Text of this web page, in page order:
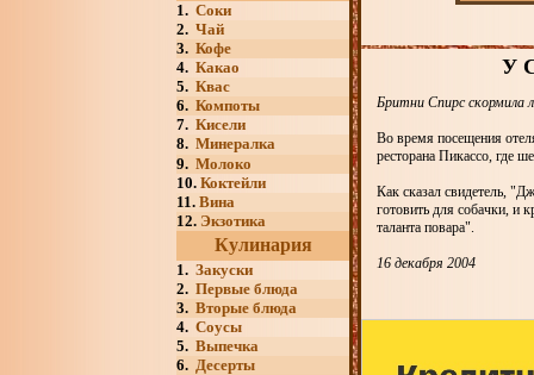
1. Соки
2. Чай
3. Кофе
4. Какао
5. Квас
6. Компоты
7. Кисели
8. Минералка
9. Молоко
10. Коктейли
11. Вина
12. Экзотика
Кулинария
1. Закуски
2. Первые блюда
3. Вторые блюда
4. Соусы
5. Выпечка
6. Десерты
У
Бритни Спирс скормила
Во время посещения
ресторана Пикассо, где
Как сказал свидетель,
готовить для собачки, и
таланта повара".
16 декабря 2004